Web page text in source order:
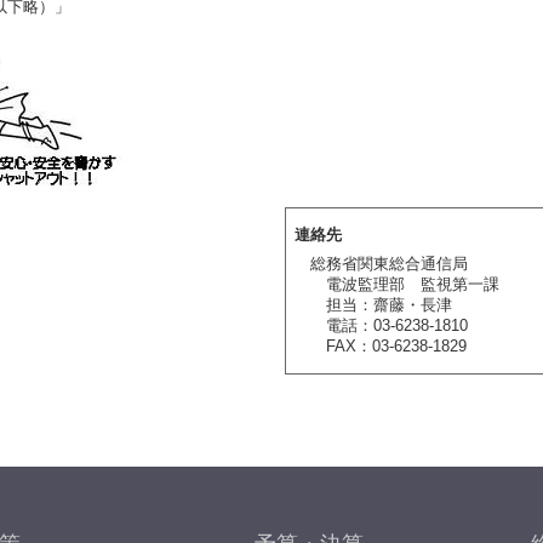
略）」
連絡先
総務省関東総合通信局
電波監理部 監視第一課
担当：齋藤・長津
電話：03-6238-1810
FAX：03-6238-1829